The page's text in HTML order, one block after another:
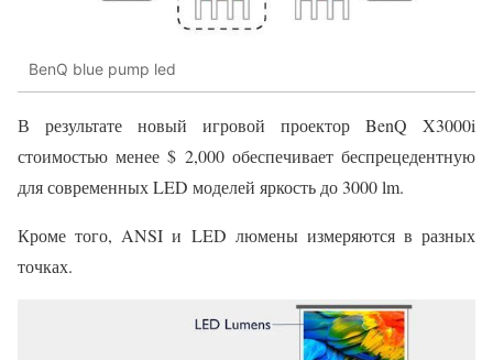
BenQ blue pump led
В результате новый игровой проектор BenQ X3000i
стоимостью менее $ 2,000 обеспечивает беспрецедентную
для современных LED моделей яркость до 3000 lm.
Кроме того, ANSI и LED люмены измеряются в разных
точках.